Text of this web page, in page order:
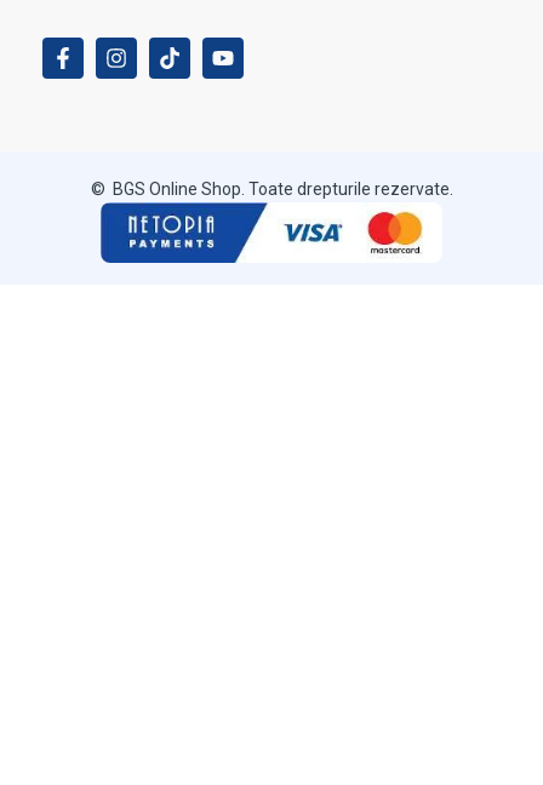
© BGS Online Shop. Toate drepturile rezervate.